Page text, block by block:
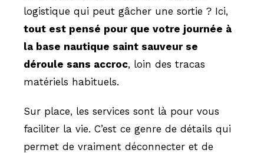
logistique qui peut gâcher une sortie ? Ici,
tout est pensé pour que votre journée à
la base nautique saint sauveur se
déroule sans accroc, loin des tracas
matériels habituels.
Sur place, les services sont là pour vous
faciliter la vie. C’est ce genre de détails qui
permet de vraiment déconnecter et de